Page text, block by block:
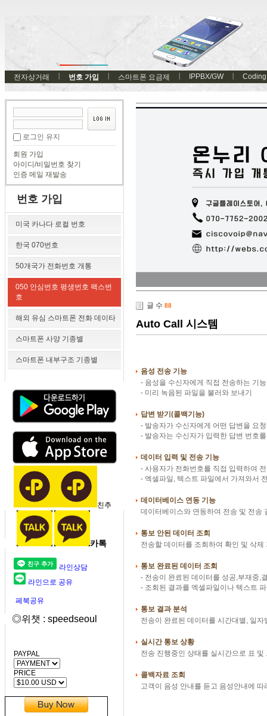
전자상거래 번호 가입 스마트폰 요금제 IPPBX/GW Coding
로그인 유지
회원 가입
아이디/비밀번호 찾기
인증 메일 재발송
번호 가입
미국 카나다 로컬 번호
한국 070번호
50개국가 전화번호 개통
050 안심번호 평생번호 팩스번
호
해외 유심 스마트폰 전화 데이타
스마트폰 사양 기종별
스마트폰 내부구조 기종별
친추
카톡
라인상담
라인으로 공유
페북공유
◎위챗 : speedseoul
PAYPAL
PRICE
글 수 88
Auto Call 시스템
음성 전송 기능
- 음성을 수신자에게 직접 전송하는 기능
- 미리 녹음된 파일을 불러와 보내기
답변 받기(콜백기능)
- 발송자가 수신자에게 어떤 답변을 요
- 발송자는 수신자가 입력한 답변 번호
데이터 입력 및 전송 기능
- 사용자가 전화번호를 직접 입력하여
- 엑셀파일, 텍스트 파일에서 가져와서
데이터베이스 연동 기능
데이터베이스와 연동하여 전송 및 전송
통보 안된 데이터 조회
전송할 데이터를 조회하여 확인 및 삭제
통보 완료된 데이터 조회
- 전송이 완료된 데이터를 성공,부재중,
- 조회된 결과를 엑셀파일이나 텍스트
통보 결과 분석
전송이 완료된 데이터를 시간대별, 일자
실시간 통보 상황
전송 진행중인 상태를 실시간으로 표 및
콜백자료 조회
고객이 음성 안내를 듣고 음성안내에